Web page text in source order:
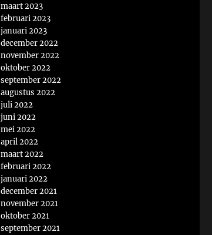
maart 2023
februari 2023
januari 2023
december 2022
november 2022
oktober 2022
september 2022
augustus 2022
juli 2022
juni 2022
mei 2022
april 2022
maart 2022
februari 2022
januari 2022
december 2021
november 2021
oktober 2021
september 2021